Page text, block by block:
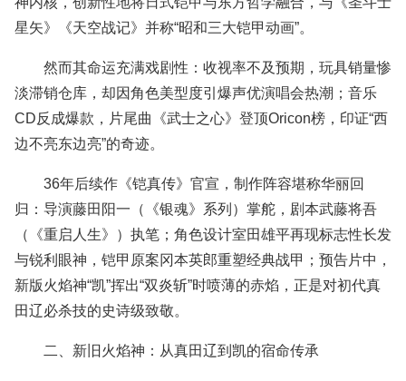
星矢》《天空战记》并称“昭和三大铠甲动画”。
然而其命运充满戏剧性：收视率不及预期，玩具销量惨
淡滞销仓库，却因角色美型度引爆声优演唱会热潮；音乐
CD反成爆款，片尾曲《武士之心》登顶Oricon榜，印证“西
边不亮东边亮”的奇迹。
36年后续作《铠真传》官宣，制作阵容堪称华丽回
归：导演藤田阳一（《银魂》系列）掌舵，剧本武藤将吾
（《重启人生》）执笔；角色设计室田雄平再现标志性长发
与锐利眼神，铠甲原案冈本英郎重塑经典战甲；预告片中，
新版火焰神“凯”挥出“双炎斩”时喷薄的赤焰，正是对初代真
田辽必杀技的史诗级致敬。
二、新旧火焰神：从真田辽到凯的宿命传承